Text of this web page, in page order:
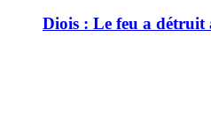
Diois : Le feu a détruit